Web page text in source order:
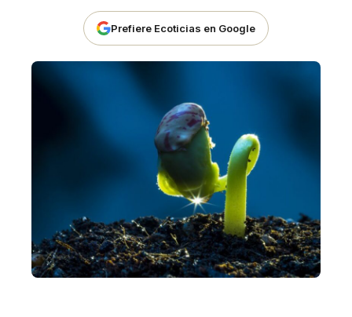
Prefiere Ecoticias en Google